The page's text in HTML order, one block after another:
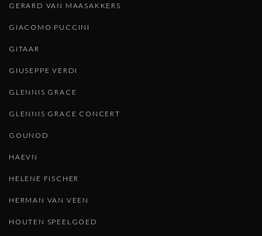
GERARD VAN MAASAKKERS
GIACOMO PUCCINI
GITAAR
GIUSEPPE VERDI
GLENNIS GRACE
GLENNIS GRACE CONCERT
GOUNOD
HAEVN
HELENE FISCHER
HERMAN VAN VEEN
HOUTEN SPEELGOED